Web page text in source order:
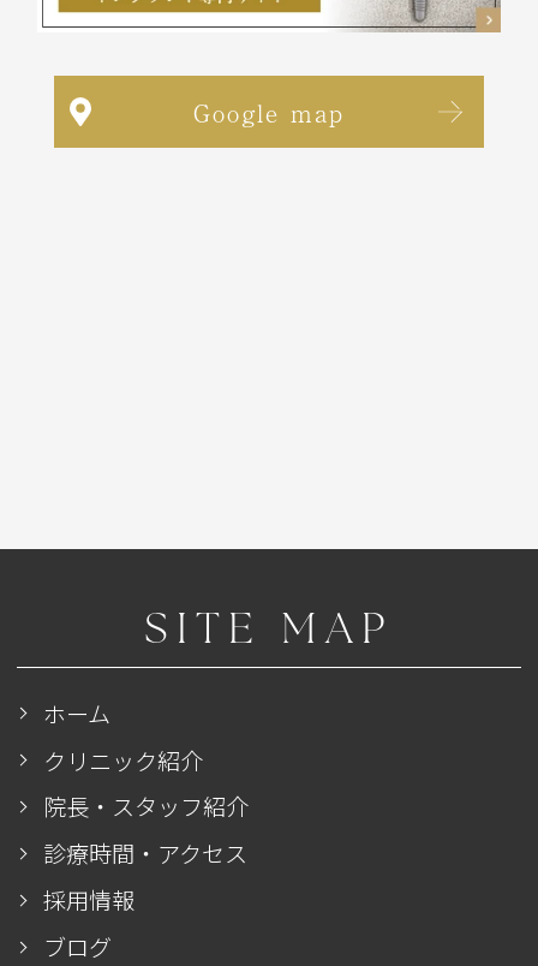
Google map
SITE MAP
ホーム
クリニック紹介
院長・スタッフ紹介
診療時間・アクセス
採用情報
ブログ